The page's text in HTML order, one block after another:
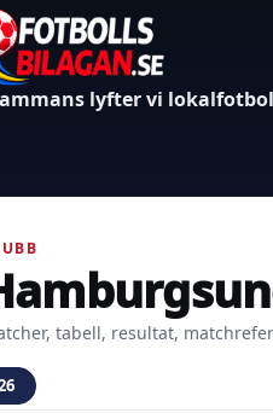
lyfter vi
tabell, resultat,